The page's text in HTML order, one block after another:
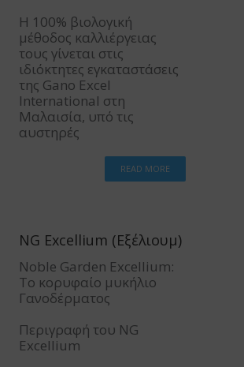
Η 100% βιολογική
μέθοδος καλλιέργειας
τους γίνεται στις
ιδιόκτητες εγκαταστάσεις
της Gano Excel
International στη
Μαλαισία, υπό τις
αυστηρές
READ MORE
NG Excellium (Εξέλιουμ)
Noble Garden Excellium:
Το κορυφαίο μυκήλιο
Γανοδέρματος
Περιγραφή του NG
Excellium